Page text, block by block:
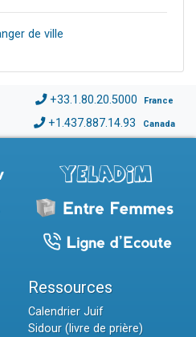
de ville
+33.1.80.20.5000 France
+1.437.887.14.93 Canada
Ressources
Calendrier Juif
Sidour (livre de prière)